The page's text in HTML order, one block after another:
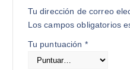
Tu dirección de correo
Los campos obligatorios
Tu puntuación *